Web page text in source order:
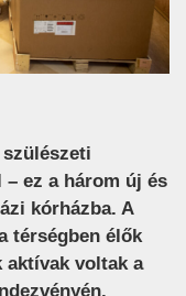
ez a három új és
kórházba. A
térségben élők
aktívak voltak a